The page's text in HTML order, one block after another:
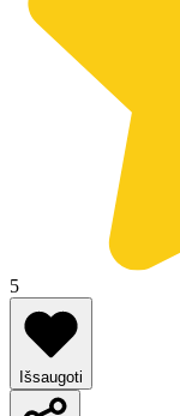
5
Išsaugoti